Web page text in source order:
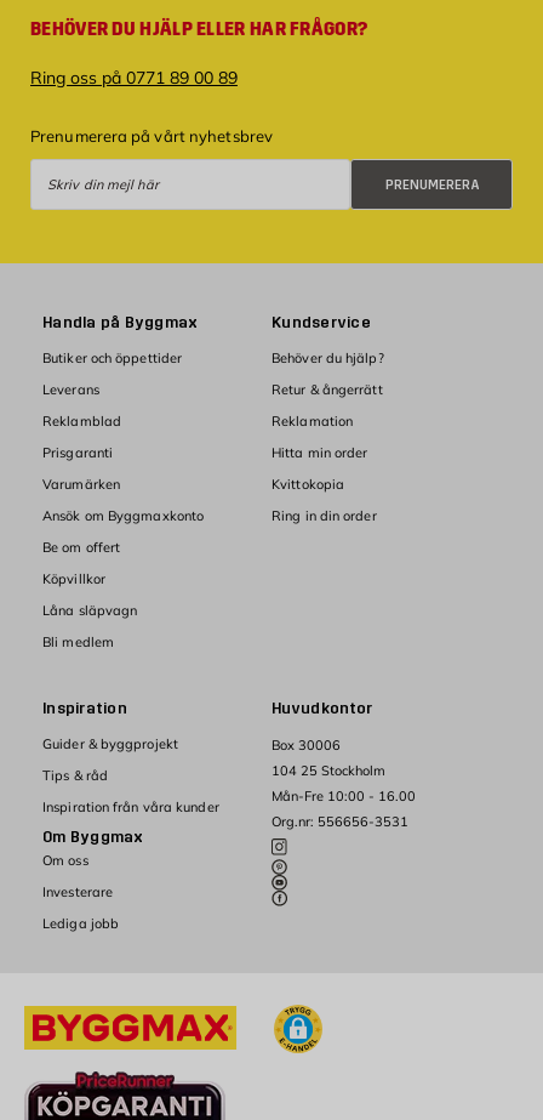
BEHÖVER DU HJÄLP ELLER HAR FRÅGOR?
Ring oss på 0771 89 00 89
Prenumerera på vårt nyhetsbrev
PRENUMERERA
Huvudkontor
Box 30006
104 25 Stockholm
Mån-Fre 10:00 - 16.00
Org.nr: 556656-3531
Handla på Byggmax
Butiker och öppettider
Leverans
Reklamblad
Prisgaranti
Varumärken
Ansök om Byggmaxkonto
Be om offert
Köpvillkor
Låna släpvagn
Bli medlem
Kundservice
Behöver du hjälp?
Retur & ångerrätt
Reklamation
Hitta min order
Kvittokopia
Ring in din order
Inspiration
Guider & byggprojekt
Tips & råd
Inspiration från våra kunder
Om Byggmax
Om oss
Investerare
Lediga jobb